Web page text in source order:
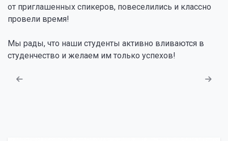
от приглашенных спикеров, повеселились и классно
провели время!
Мы рады, что наши студенты активно вливаются в
студенчество и желаем им только успехов!